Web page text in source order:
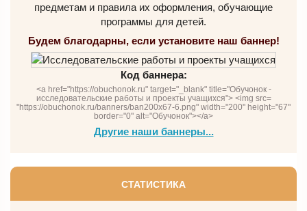
предметам и правила их оформления, обучающие
программы для детей.
Будем благодарны, если установите наш баннер!
Код баннера:
<a href="https://obuchonok.ru" target="_blank" title="Обучонок -
исследовательские работы и проекты учащихся"> <img src=
"https://obuchonok.ru/banners/ban200x67-6.png" width="200" height="67"
border="0" alt="Обучонок"></a>
Другие наши баннеры...
СТАТИСТИКА